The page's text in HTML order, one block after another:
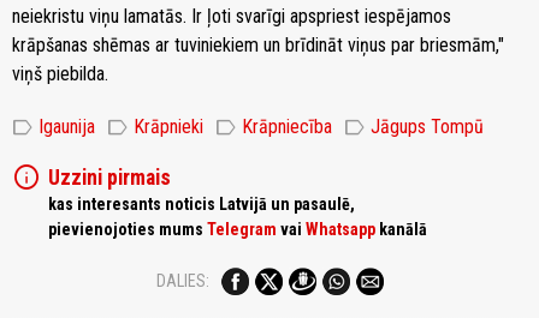
neiekristu viņu lamatās. Ir ļoti svarīgi apspriest iespējamos
krāpšanas shēmas ar tuviniekiem un brīdināt viņus par briesmām,"
viņš piebilda.
label Igaunija label Krāpnieki label Krāpniecība label Jāgups Tompū
info Uzzini pirmais
kas interesants noticis Latvijā un pasaulē,
pievienojoties mums Telegram vai Whatsapp kanālā
DALIES: